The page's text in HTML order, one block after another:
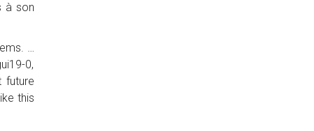
à son
…
0,
future
this